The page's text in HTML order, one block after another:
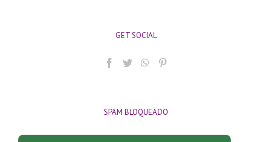
GET SOCIAL
SPAM BLOQUEADO